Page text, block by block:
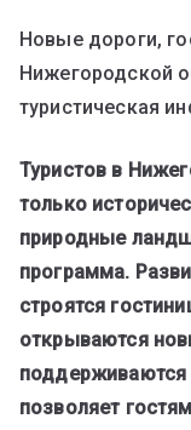
Новые дороги,
Нижегородской
туристическая
Туристов в
только
природные
программа.
строятся
открываются
поддерживаются
позволяет